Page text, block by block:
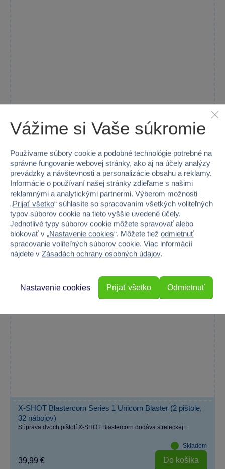
a 2 Fingerboardy
Objavte rozmanitosť a adrenalín s rozsiahlym Skatepark Set XL,...
Skladom
39,99 € Do košíka
X-SHOT Blastercorn Series 1 Unicorn Blaster (2 pištole,
32 nábojov)
Súprava dvoch pištolí X-SHOT Blastercorn dodáva streleckej...
Skladom
39,99 € Do košíka
Vážime si Vaše súkromie
Používame súbory cookie a podobné technológie potrebné na
správne fungovanie webovej stránky, ako aj na účely analýzy
prevádzky a návštevnosti a personalizácie obsahu a reklamy.
Informácie o používaní našej stránky zdieľame s našimi
reklamnými a analytickými partnermi. Výberom možnosti
„Prijať všetko“ súhlasíte so spracovaním všetkých voliteľných
typov súborov cookie na tieto vyššie uvedené účely.
Jednotlivé typy súborov cookie môžete spravovať alebo
blokovať v „Nastavenie cookies“. Môžete tiež odmietnuť
spracovanie voliteľných súborov cookie. Viac informácií
nájdete v Zásadách ochrany osobných údajov.
Odmietnuť
Nastavenie cookies Prijať všetko